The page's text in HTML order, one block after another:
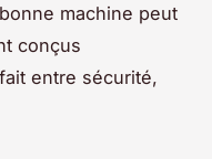
machine peut
conçus
entre sécurité,